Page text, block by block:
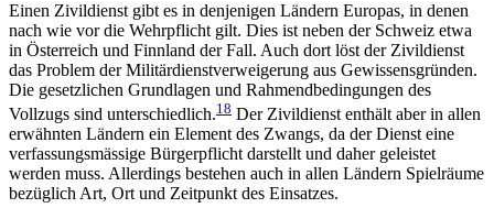
Einen Zivildienst gibt es in denjenigen Ländern Europas, in denen
nach wie vor die Wehrpflicht gilt. Dies ist neben der Schweiz etwa
in Österreich und Finnland der Fall. Auch dort löst der Zivildienst
das Problem der Militärdienstverweigerung aus Gewissensgründen.
Die gesetzlichen Grundlagen und Rahmendbedingungen des
Vollzugs sind unterschiedlich.18 Der Zivildienst enthält aber in allen
erwähnten Ländern ein Element des Zwangs, da der Dienst eine
verfassungsmässige Bürgerpflicht darstellt und daher geleistet
werden muss. Allerdings bestehen auch in allen Ländern Spielräume
bezüglich Art, Ort und Zeitpunkt des Einsatzes.